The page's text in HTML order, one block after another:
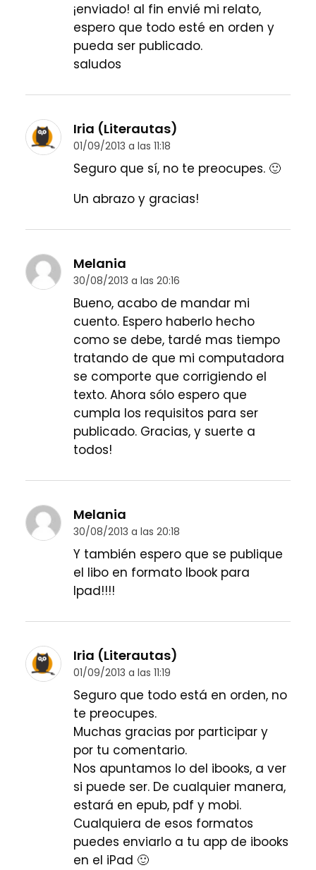
¡enviado! al fin envié mi relato,
espero que todo esté en orden y
pueda ser publicado.
saludos
Iria (Literautas)
01/09/2013 a las 11:18
Seguro que sí, no te preocupes. 🙂
Un abrazo y gracias!
Melania
30/08/2013 a las 20:16
Bueno, acabo de mandar mi
cuento. Espero haberlo hecho
como se debe, tardé mas tiempo
tratando de que mi computadora
se comporte que corrigiendo el
texto. Ahora sólo espero que
cumpla los requisitos para ser
publicado. Gracias, y suerte a
todos!
Melania
30/08/2013 a las 20:18
Y también espero que se publique
el libo en formato Ibook para
Ipad!!!!
Iria (Literautas)
01/09/2013 a las 11:19
Seguro que todo está en orden, no
te preocupes.
Muchas gracias por participar y
por tu comentario.
Nos apuntamos lo del ibooks, a ver
si puede ser. De cualquier manera,
estará en epub, pdf y mobi.
Cualquiera de esos formatos
puedes enviarlo a tu app de ibooks
en el iPad 🙂